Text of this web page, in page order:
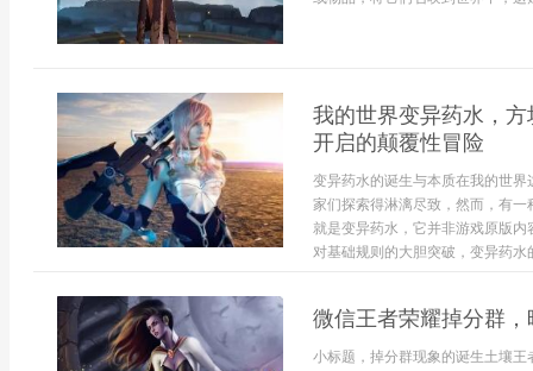
我的世界变异药水，
开启的颠覆性冒险
变异药水的诞生与本质在我的世
家们探索得淋漓尽致，然而，有
就是变异药水，它并非游戏原版
对基础规则的大胆突破，变异药
微信王者荣耀掉分群
小标题，掉分群现象的诞生土壤